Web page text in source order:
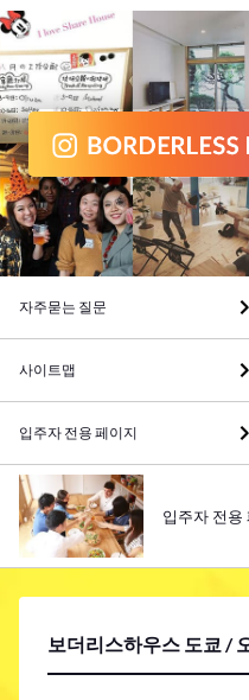
보더리스하우스 도쿄 /
자주묻는 질문
사이트맵
입주자 전용 페이지
입주자 전용